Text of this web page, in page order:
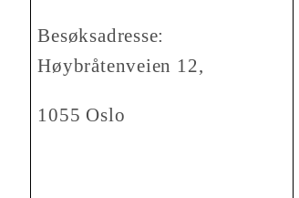
Besøksadresse:
Høybråtenveien 12,
1055 Oslo